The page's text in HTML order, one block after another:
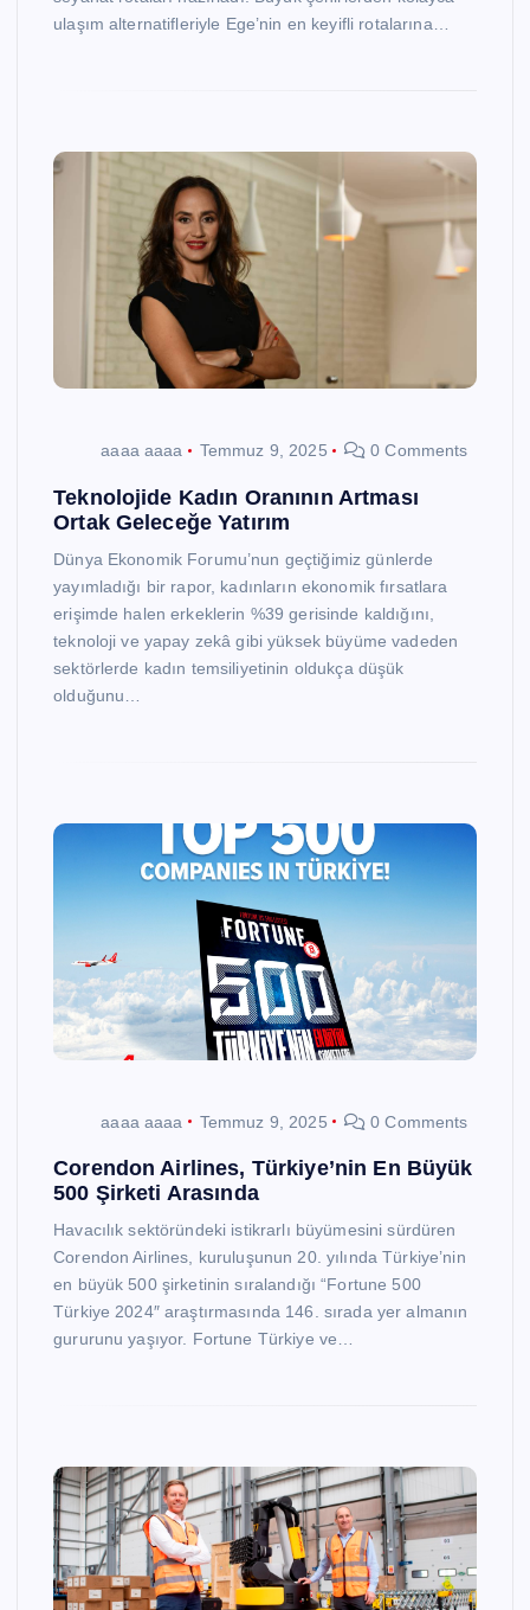
ulaşım alternatifleriyle Ege’nin en keyifli rotalarına…
aaaa aaaa Temmuz 9, 2025 0 Comments
Teknolojide Kadın Oranının Artması
Ortak Geleceğe Yatırım
Dünya Ekonomik Forumu’nun geçtiğimiz günlerde
yayımladığı bir rapor, kadınların ekonomik fırsatlara
erişimde halen erkeklerin %39 gerisinde kaldığını,
teknoloji ve yapay zekâ gibi yüksek büyüme vadeden
sektörlerde kadın temsiliyetinin oldukça düşük
olduğunu…
aaaa aaaa Temmuz 9, 2025 0 Comments
Corendon Airlines, Türkiye’nin En Büyük
500 Şirketi Arasında
Havacılık sektöründeki istikrarlı büyümesini sürdüren
Corendon Airlines, kuruluşunun 20. yılında Türkiye’nin
en büyük 500 şirketinin sıralandığı “Fortune 500
Türkiye 2024″ araştırmasında 146. sırada yer almanın
gururunu yaşıyor. Fortune Türkiye ve…